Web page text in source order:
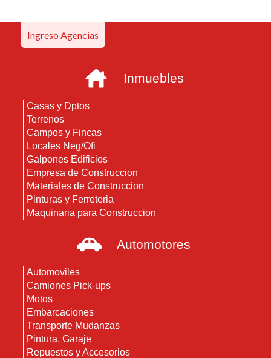
Ingreso Agencias
Inmuebles
Casas y Dptos
Terrenos
Campos y Fincas
Locales Neg/Ofi
Galpones Edificios
Empresa de Construccion
Materiales de Construccion
Pinturas y Ferreteria
Maquinaria para Construccion
Automotores
Automoviles
Camiones Pick-ups
Motos
Embarcaciones
Transporte Mudanzas
Pintura, Garaje
Repuestos y Accesorios